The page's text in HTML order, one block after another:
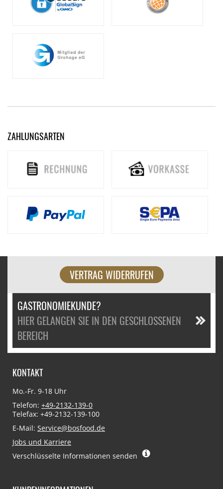
ZAHLUNGSARTEN
VERTRAG WIDERRUFEN
GASTRONOMIEKUNDE?
HIER GELANGEN SIE IN DEN GESCHLOSSENEN
BEREICH
KONTAKT
Mo.-Fr. 9-18 Uhr
Telefon: +49-2132-139-0
Telefax: +49-2132-139-100
E-Mail: Service@bosfood.de
Jobs und Karriere
Verschlüsselte Informationen senden